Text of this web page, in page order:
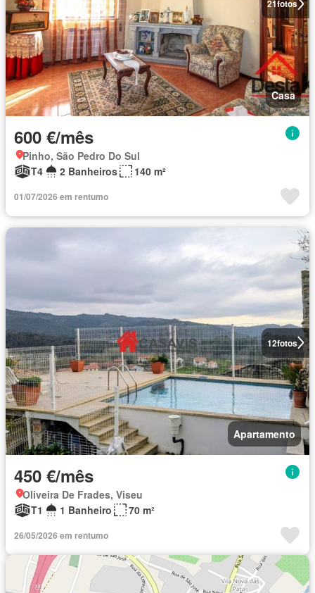
21fotos
Casa
600 €/mês
Pinho, São Pedro Do Sul
T4
2 Banheiros 140 m²
01/07/2026 em rentumo
12fotos
Apartamento
450 €/mês
Oliveira De Frades, Viseu
T1
1 Banheiro 70 m²
26/05/2026 em rentumo